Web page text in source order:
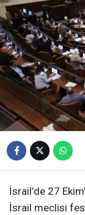
İsrail’de 27
İsrail meclisi